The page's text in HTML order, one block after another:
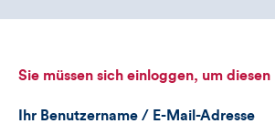
Sie müssen sich einloggen, um diesen
Ihr Benutzername / E-Mail-Adresse